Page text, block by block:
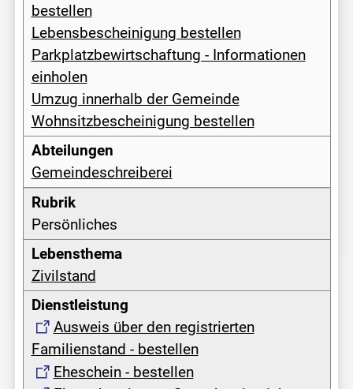
bestellen
Lebensbescheinigung bestellen
Parkplatzbewirtschaftung - Informationen
einholen
Umzug innerhalb der Gemeinde
Wohnsitzbescheinigung bestellen
Gemeindeschreiberei
Persönliches
Zivilstand
Ausweis über den registrierten
Familienstand - bestellen
Eheschein - bestellen